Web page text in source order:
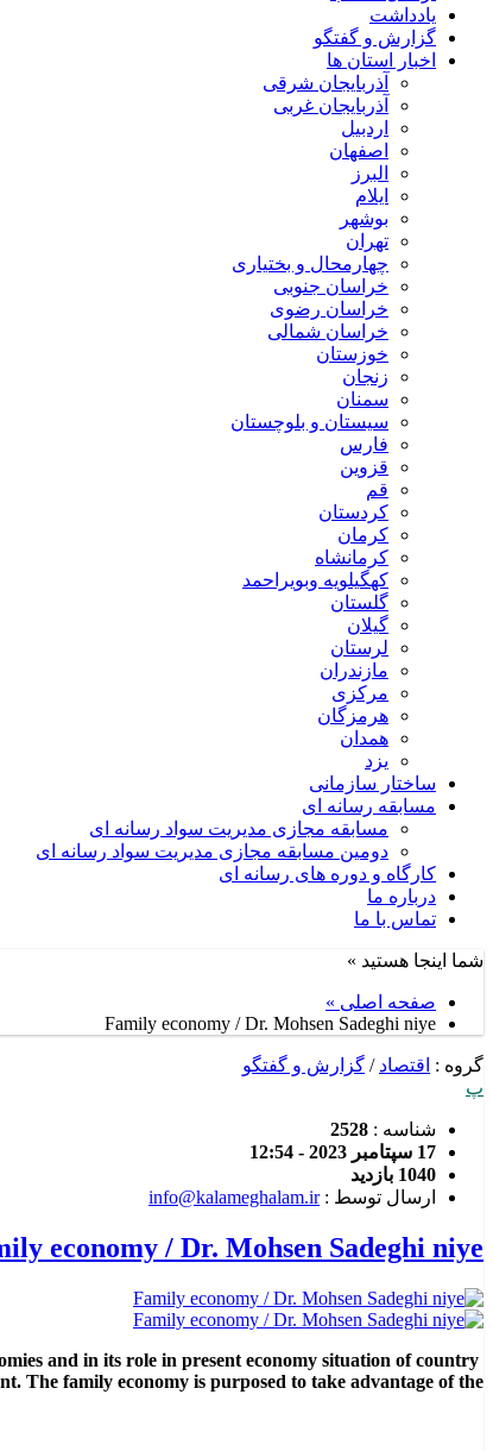
یادداشت
گزارش و گفتگو
اخبار استان ها
آذربایجان شرقی
آذربایجان غربی
اردبیل
اصفهان
البرز
ایلام
بوشهر
تهران
چهارمحال و بختیاری
خراسان جنوبی
خراسان رضوی
خراسان شمالی
خوزستان
زنجان
سمنان
سیستان و بلوچستان
فارس
قزوین
قم
کردستان
کرمان
کرمانشاه
کهگیلویه وبویراحمد
گلستان
گیلان
لرستان
مازندران
مرکزی
هرمزگان
همدان
یزد
ساختار سازمانی
مسابقه رسانه ای
مسابقه مجازی مدیریت سواد رسانه ای
دومین مسابقه مجازی مدیریت سواد رسانه ای
کارگاه و دوره های رسانه ای
درباره ما
تماس با ما
شما اینجا هستید »
صفحه اصلی »
Family economy / Dr. Mohsen Sadeghi niye
گروه : اقتصاد / گزارش و گفتگو
پ
شناسه : 2528
17 سپتامبر 2023 - 12:54
1040 بازدید
ارسال توسط :info@kalameghalam.ir
economy / Dr. Mohsen Sadeghi niye
and in its role in present economy situation of country
family economy is purposed to take advantage of the […]